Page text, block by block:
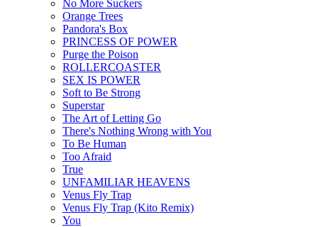
No More Suckers
Orange Trees
Pandora's Box
PRINCESS OF POWER
Purge the Poison
ROLLERCOASTER
SEX IS POWER
Soft to Be Strong
Superstar
The Art of Letting Go
There's Nothing Wrong with You
To Be Human
Too Afraid
True
UNFAMILIAR HEAVENS
Venus Fly Trap
Venus Fly Trap (Kito Remix)
You